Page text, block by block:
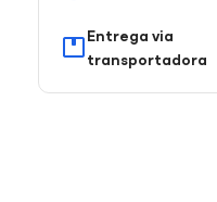
Entrega via
transportadora